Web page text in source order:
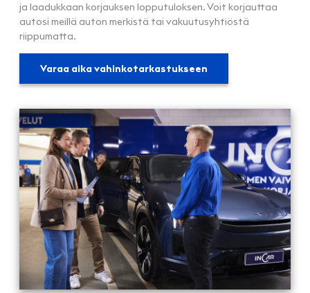
ja laadukkaan korjauksen lopputuloksen. Voit korjauttaa
autosi meillä auton merkistä tai vakuutusyhtiöstä
riippumatta.
Varaa aika vahinkotarkastukseen